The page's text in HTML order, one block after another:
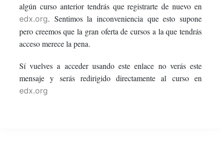
in
this
course
algún curso anterior tendrás que registrarte de nuevo en
edx.org. Sentimos la inconveniencia que esto supone
pero creemos que la gran oferta de cursos a la que tendrás
acceso merece la pena.
Sí vuelves a acceder usando este enlace no verás este
mensaje y serás redirigido directamente al curso en
edx.org